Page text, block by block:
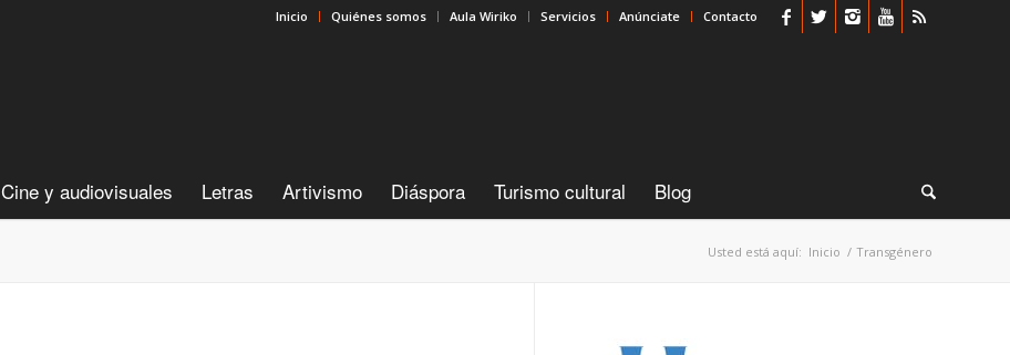
Inicio Quiénes somos Aula Wiriko Servicios Anúnciate Contacto
Cine y audiovisuales Letras Artivismo Diáspora Turismo cultural Blog
Usted está aquí: Inicio / Transgénero